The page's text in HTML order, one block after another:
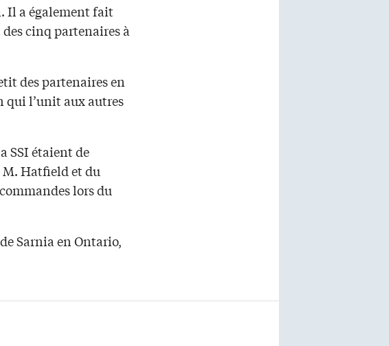
Il a également fait
cinq partenaires à
des partenaires en
l’unit aux autres
SSI étaient de
M. Hatfield et du
lors du
Sarnia en Ontario,